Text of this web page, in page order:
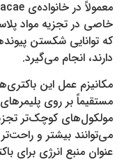
خاصی در تجزیه مواد
که توانایی شکستن
دارند، انجام می‌گیرد.
مکانیزم عمل این
مستقیماً بر روی
مولکول‌های کوچک‌تر
می‌توانند بیشتر و
عنوان منبع انرژی برای